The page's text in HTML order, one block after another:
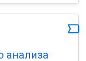
анализа